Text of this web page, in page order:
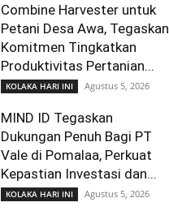
Combine Harvester untuk
Petani Desa Awa, Tegaskan
Komitmen Tingkatkan
Produktivitas Pertanian...
KOLAKA HARI INI Agustus 5, 2026
MIND ID Tegaskan
Dukungan Penuh Bagi PT
Vale di Pomalaa, Perkuat
Kepastian Investasi dan...
KOLAKA HARI INI Agustus 5, 2026